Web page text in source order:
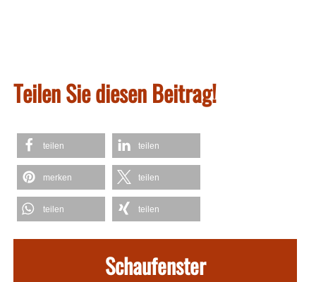
Teilen Sie diesen Beitrag!
teilen teilen
merken teilen
teilen teilen
Schaufenster